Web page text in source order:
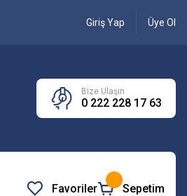
Giriş Yap Üye Ol
Bize Ulaşın
0 222 228 17 63
Favoriler Sepetim